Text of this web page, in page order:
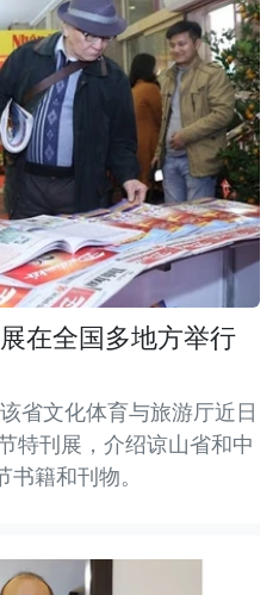
在全国多地方举行
省文化体育与旅游厅近日
特刊展，介绍谅山省和中
籍和刊物。